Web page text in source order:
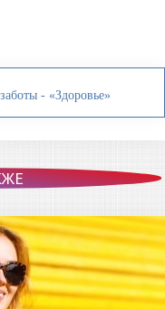
- «Здоровье»